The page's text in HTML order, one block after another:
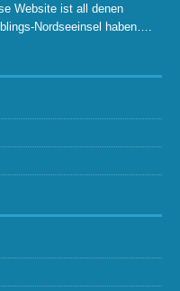
Website ist all denen
Nordseeinsel haben….